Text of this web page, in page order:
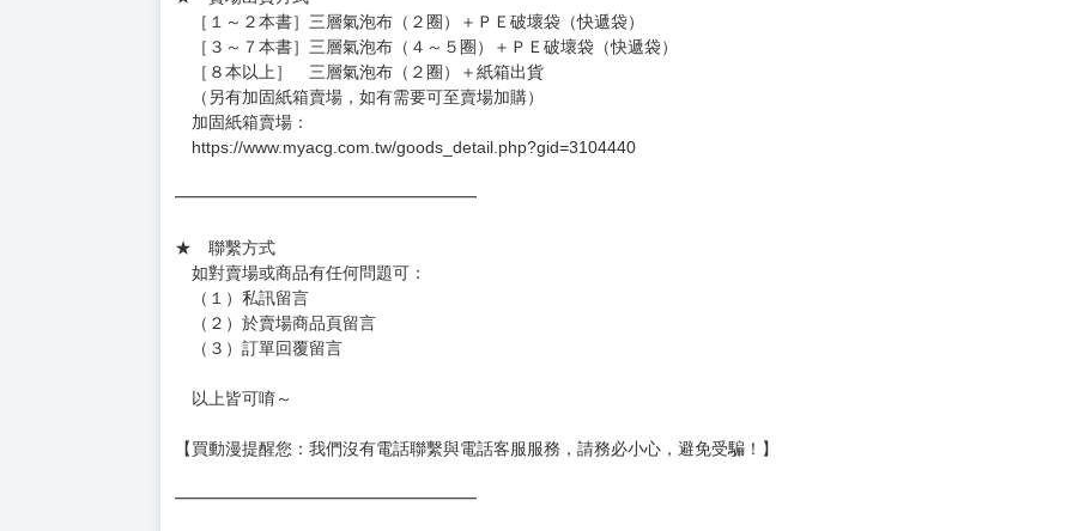
（假日＆國定假日休息，客服會不定時回覆）
．現貨商品：１～２天出貨（不含假日＆國定假日）
．已上市且非現貨商品：
－每週四～日下單者，於隔週五出貨
－每週一～三下單者，於隔週四出貨
★ 賣場出貨方式
［１～２本書］三層氣泡布（２圈）＋ＰＥ破壞袋（快遞袋）
［３～７本書］三層氣泡布（４～５圈）＋ＰＥ破壞袋（快遞袋）
［８本以上］ 三層氣泡布（２圈）＋紙箱出貨
（另有加固紙箱賣場，如有需要可至賣場加購）
https://www.myacg.com.tw/goods_detail.php?gid=3104440
━━━━━━━━━━━━━━━━━━